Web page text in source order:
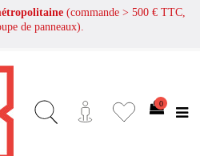
(commande > 500 € TTC,
de panneaux).
0